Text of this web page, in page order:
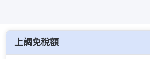
上調免稅額